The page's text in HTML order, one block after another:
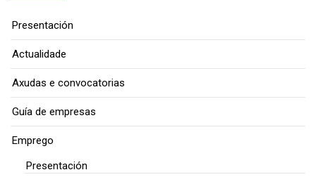
Presentación
Actualidade
Axudas e convocatorias
Guía de empresas
Emprego
Presentación